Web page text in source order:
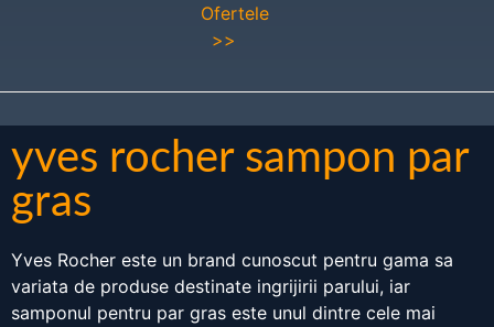
Ofertele
>>
yves rocher sampon par
gras
Yves Rocher este un brand cunoscut pentru gama sa
variata de produse destinate ingrijirii parului, iar
samponul pentru par gras este unul dintre cele mai